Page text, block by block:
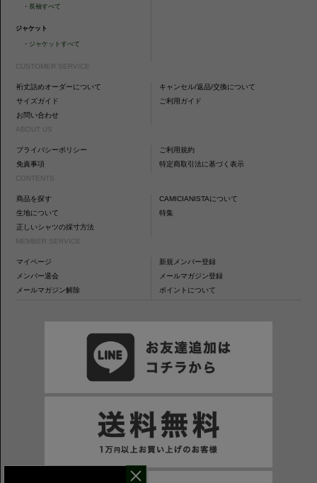
・長袖すべて
ジャケット
・ ジャケットすべて
CUSTOMER SERVICE
裄丈詰めオーダーについて
キャンセル/返品/交換について
サイズガイド
ご利用ガイド
お問い合わせ
ABOUT US
プライバシーポリシー
ご利用規約
免責事項
特定商取引法に基づく表示
CONTENTS
商品を探す
CAMICIANISTAについて
生地について
特集
正しいシャツの採寸方法
MEMBER SERVICE
マイページ
新規メンバー登録
メンバー退会
メールマガジン登録
メールマガジン解除
ポイントについて